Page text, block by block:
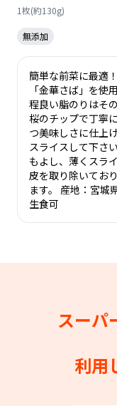
1枚(約130g)
無添加
簡単な前菜に最適
「金華さば」を使
程良い脂のりはそ
桜のチップで丁寧
つ美味しさに仕上
スライスして下さ
もよし、薄くスラ
皮を取り除いてお
ます。 産地：宮城
生食可
スーパ
利用